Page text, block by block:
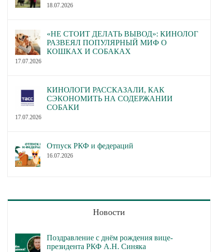
18.07.2026
«НЕ СТОИТ ДЕЛАТЬ ВЫВОД»: КИНОЛОГ
РАЗВЕЯЛ ПОПУЛЯРНЫЙ МИФ О
КОШКАХ И СОБАКАХ
17.07.2026
КИНОЛОГИ РАССКАЗАЛИ, КАК
СЭКОНОМИТЬ НА СОДЕРЖАНИИ
СОБАКИ
17.07.2026
Отпуск РКФ и федераций
16.07.2026
Новости
Поздравление с днём рождения вице-
президента РКФ А.Н. Синяка